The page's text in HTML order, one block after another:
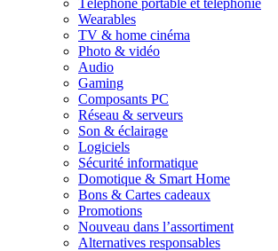
Téléphone portable et téléphonie
Wearables
TV & home cinéma
Photo & vidéo
Audio
Gaming
Composants PC
Réseau & serveurs
Son & éclairage
Logiciels
Sécurité informatique
Domotique & Smart Home
Bons & Cartes cadeaux
Promotions
Nouveau dans l’assortiment
Alternatives responsables